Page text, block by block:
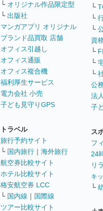
└ オリジナル作品限定型
└ 出版社
マンガアプリ オリジナル
ブランド品買取 店舗
オフィス引越し
オフィス通販
オフィス複合機
福利厚生サービス
電力会社 小売
子ども見守りGPS
トラベル
旅行予約サイト
└ 国内旅行 ｜ 海外旅行
航空券比較サイト
ホテル比較サイト
格安航空券 LCC
└ 国内線 ｜ 国際線
ツアー比較サイト
└
└
└
資
└
└
└
公
法
子
ス
フ
24
リ
キ
└